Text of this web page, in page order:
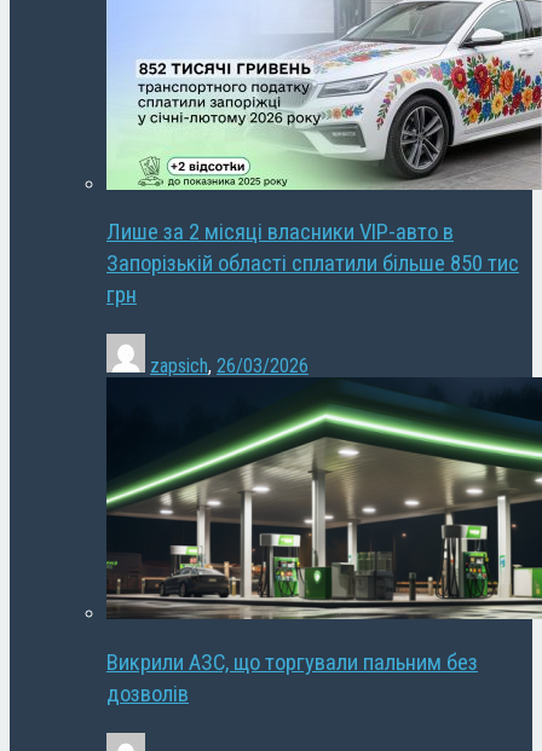
Лише за 2 місяці власники VIP-авто в
Запорізькій області сплатили більше 850 тис
грн
zapsich, 26/03/2026
Викрили АЗС, що торгували пальним без
дозволів